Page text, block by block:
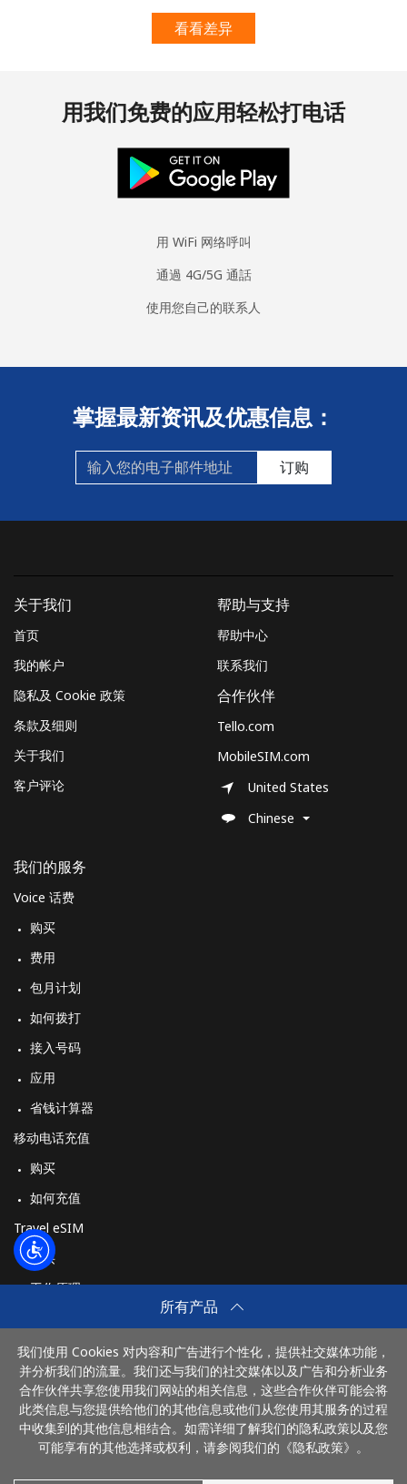
看看差异
用我们免费的应用轻松打电话
用 WiFi 网络呼叫
通過 4G/5G 通話
使用您自己的联系人
掌握最新资讯及优惠信息：
订购
所有产品
我们使用 Cookies 对内容和广告进行个性化，提供社交媒体功能，
并分析我们的流量。我们还与我们的社交媒体以及广告和分析业务
合作伙伴共享您使用我们网站的相关信息，这些合作伙伴可能会将
此类信息与您提供给他们的其他信息或他们从您使用其服务的过程
中收集到的其他信息相结合。如需详细了解我们的隐私政策以及您
可能享有的其他选择或权利，请参阅我们的《隐私政策》。
关于我们
首页
我的帐户
隐私及 Cookie 政策
条款及细则
关于我们
客户评论
我们的服务
Voice 话费
购买
费用
包月计划
如何拨打
接入号码
应用
省钱计算器
移动电话充值
购买
如何充值
Travel eSIM
购买
工作原理
帮助与支持
帮助中心
联系我们
合作伙伴
Tello.com
MobileSIM.com
United States
Chinese
付款方式：